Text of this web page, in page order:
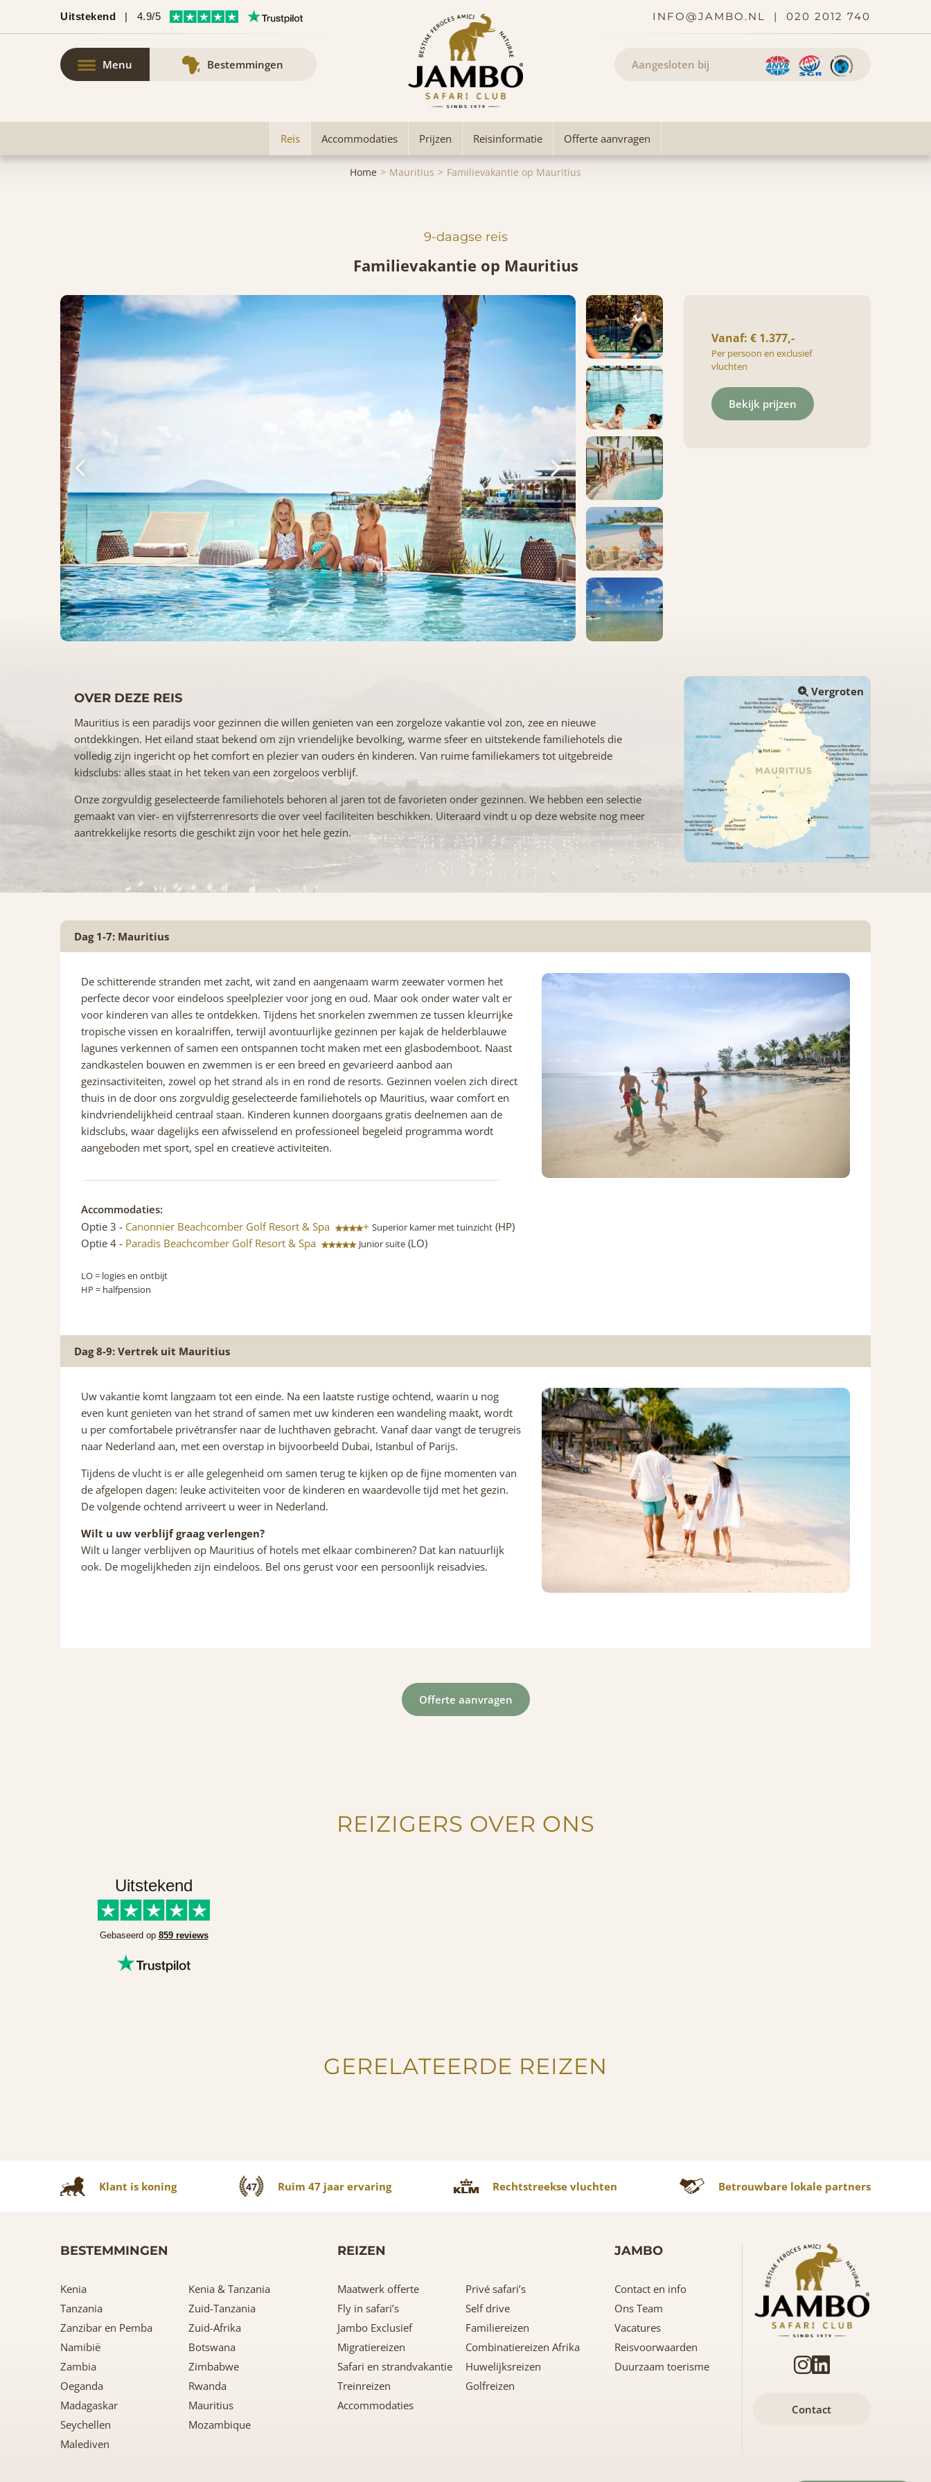
Uitstekend | 4.9/5 INFO@JAMBO.NL | 020 2012 740
Menu Bestemmingen Aangesloten bij
Reis Accommodaties Prijzen Reisinformatie Offerte aanvragen
Home Mauritius Familievakantie op Mauritius
9-daagse reis
Familievakantie op Mauritius
Vanaf: € 1.377,-
Per persoon en exclusief
vluchten
Bekijk prijzen
OVER DEZE REIS
Mauritius is een paradijs voor gezinnen die willen genieten van een zorgeloze vakantie vol zon, zee en nieuwe
ontdekkingen. Het eiland staat bekend om zijn vriendelijke bevolking, warme sfeer en uitstekende familiehotels die
volledig zijn ingericht op het comfort en plezier van ouders én kinderen. Van ruime familiekamers tot uitgebreide
kidsclubs: alles staat in het teken van een zorgeloos verblijf.
Onze zorgvuldig geselecteerde familiehotels behoren al jaren tot de favorieten onder gezinnen. We hebben een selectie
gemaakt van vier- en vijfsterrenresorts die over veel faciliteiten beschikken. Uiteraard vindt u op deze website nog meer
aantrekkelijke resorts die geschikt zijn voor het hele gezin.
Vergroten
Dag 1-7: Mauritius
De schitterende stranden met zacht, wit zand en aangenaam warm zeewater vormen het
perfecte decor voor eindeloos speelplezier voor jong en oud. Maar ook onder water valt er
voor kinderen van alles te ontdekken. Tijdens het snorkelen zwemmen ze tussen kleurrijke
tropische vissen en koraalriffen, terwijl avontuurlijke gezinnen per kajak de helderblauwe
lagunes verkennen of samen een ontspannen tocht maken met een glasbodemboot. Naast
zandkastelen bouwen en zwemmen is er een breed en gevarieerd aanbod aan
gezinsactiviteiten, zowel op het strand als in en rond de resorts. Gezinnen voelen zich direct
thuis in de door ons zorgvuldig geselecteerde familiehotels op Mauritius, waar comfort en
kindvriendelijkheid centraal staan. Kinderen kunnen doorgaans gratis deelnemen aan de
kidsclubs, waar dagelijks een afwisselend en professioneel begeleid programma wordt
aangeboden met sport, spel en creatieve activiteiten.
Accommodaties:
Optie 3 - Canonnier Beachcomber Golf Resort & Spa + Superior kamer met tuinzicht (HP)
Optie 4 - Paradis Beachcomber Golf Resort & Spa Junior suite (LO)
LO= logies en ontbijt
HP = halfpension
Dag 8-9: Vertrek uit Mauritius
Uw vakantie komt langzaam tot een einde. Na een laatste rustige ochtend, waarin u nog
even kunt genieten van het strand of samen met uw kinderen een wandeling maakt, wordt
u per comfortabele privétransfer naar de luchthaven gebracht. Vanaf daar vangt de terugreis
naar Nederland aan, met een overstap in bijvoorbeeld Dubai, Istanbul of Parijs.
Tijdens de vlucht is er alle gelegenheid om samen terug te kijken op de fijne momenten van
de afgelopen dagen: leuke activiteiten voor de kinderen en waardevolle tijd met het gezin.
De volgende ochtend arriveert u weer in Nederland.
Wilt u uw verblijf graag verlengen?
Wilt u langer verblijven op Mauritius of hotels met elkaar combineren? Dat kan natuurlijk
ook. De mogelijkheden zijn eindeloos. Bel ons gerust voor een persoonlijk reisadvies.
Offerte aanvragen
REIZIGERS OVER ONS
Uitstekend
Gebaseerd op 859 reviews
GERELATEERDE REIZEN
Klant is koning 47 Ruim 47 jaar ervaring Rechtstreekse vluchten Betrouwbare lokale partners
BESTEMMINGEN
Kenia
Kenia & Tanzania
Tanzania
Zuid-Tanzania
Zanzibar en Pemba
Zuid-Afrika
Namibië
Botswana
Zambia
Zimbabwe
Oeganda
Rwanda
Madagaskar
Mauritius
Seychellen
Mozambique
Malediven
REIZEN
Maatwerk offerte
Privé safari’s
Fly in safari’s
Self drive
Jambo Exclusief
Familiereizen
Migratiereizen
Combinatiereizen Afrika
Safari en strandvakantie
Huwelijksreizen
Treinreizen
Golfreizen
Accommodaties
JAMBO
Contact en info
Ons Team
Vacatures
Reisvoorwaarden
Duurzaam toerisme
Contact